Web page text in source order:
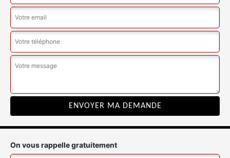
On vous rappelle gratuitement